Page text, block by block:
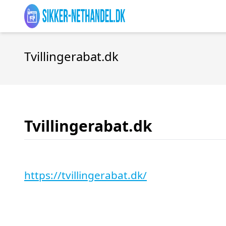
Tvillingerabat.dk
Tvillingerabat.dk
https://tvillingerabat.dk/